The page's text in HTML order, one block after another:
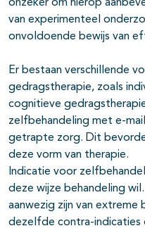
onzeker om hierop
van experimenteel
onvoldoende bewijs van
Er bestaan verschillende
gedragstherapie, zoals
cognitieve
zelfbehandeling met e-
getrapte zorg. Dit
deze vorm van therapie.
Indicatie voor
deze wijze behandeling
aanwezig zijn van extreme
dezelfde contra-indicaties